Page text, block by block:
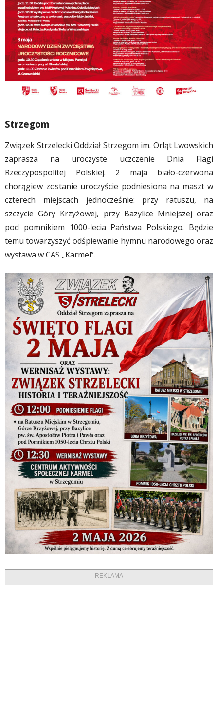
Strzegom
Związek Strzelecki Oddział Strzegom im. Orląt Lwowskich
zaprasza na uroczyste uczczenie Dnia Flagi
Rzeczypospolitej Polskiej. 2 maja biało-czerwona
chorągiew zostanie uroczyście podniesiona na maszt w
czterech miejscach jednocześnie: przy ratuszu, na
szczycie Góry Krzyżowej, przy Bazylice Mniejszej oraz
pod pomnikiem 1000-lecia Państwa Polskiego. Będzie
temu towarzyszyć odśpiewanie hymnu narodowego oraz
wystawa w CAS „Karmel”.
REKLAMA